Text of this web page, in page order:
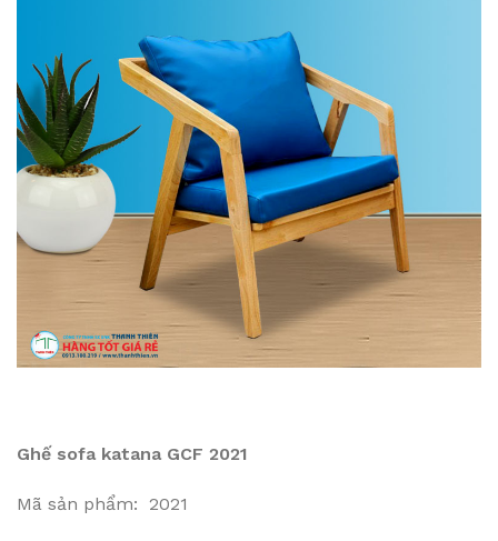
Ghế sofa katana GCF 2021
Mã sản phẩm: 2021